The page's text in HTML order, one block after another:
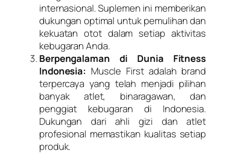
internasional. Suplemen ini memberikan
dukungan optimal untuk pemulihan dan
kekuatan otot dalam setiap aktivitas
kebugaran Anda.
Berpengalaman di Dunia Fitness
Indonesia: Muscle First adalah brand
terpercaya yang telah menjadi pilihan
banyak atlet, binaragawan, dan
penggiat kebugaran di Indonesia.
Dukungan dari ahli gizi dan atlet
profesional memastikan kualitas setiap
produk.